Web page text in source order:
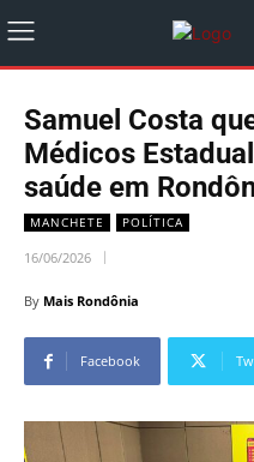
Samuel Costa
Médicos
saúde em
MANCHETE POLÍTICA
16/06/2026
By Mais Rondônia
Facebook